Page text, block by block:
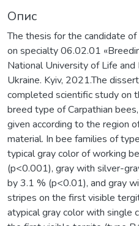
Опис
The thesis for the candidate
on specialty 06.02.01
National University of Life
Ukraine. Kyiv, 2021.The
completed scientific study on
breed type of Carpathian
given according to the region
material. In bee families of
typical gray color of working
(p<0.001), gray with silver-
by 3.1 % (p<0.01), and gray
stripes on the first visible
atypical gray color with single